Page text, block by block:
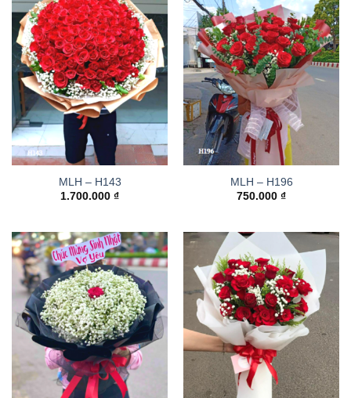
MLH – H143
1.700.000 ₫
MLH – H196
750.000 ₫